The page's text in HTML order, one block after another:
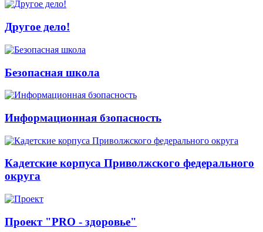
Другое дело!
Безопасная школа
Информационная бзопасность
Кадетские корпуса Приволжского федерального
округа
Проект "PRO - здоровье"